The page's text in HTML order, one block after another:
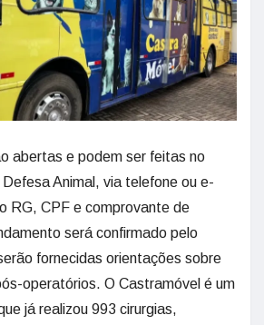
abertas e podem ser feitas no
Animal, via telefone ou e-
RG, CPF e comprovante de
será confirmado pelo
fornecidas orientações sobre
operatórios. O Castramóvel é um
já realizou 993 cirurgias,